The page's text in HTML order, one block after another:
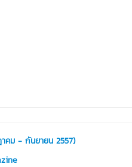
คม - กันยายน 2557)